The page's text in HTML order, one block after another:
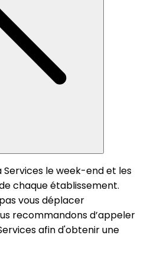
Services le week-end et les
chaque établissement.
vous déplacer
recommandons d’appeler
afin d'obtenir une